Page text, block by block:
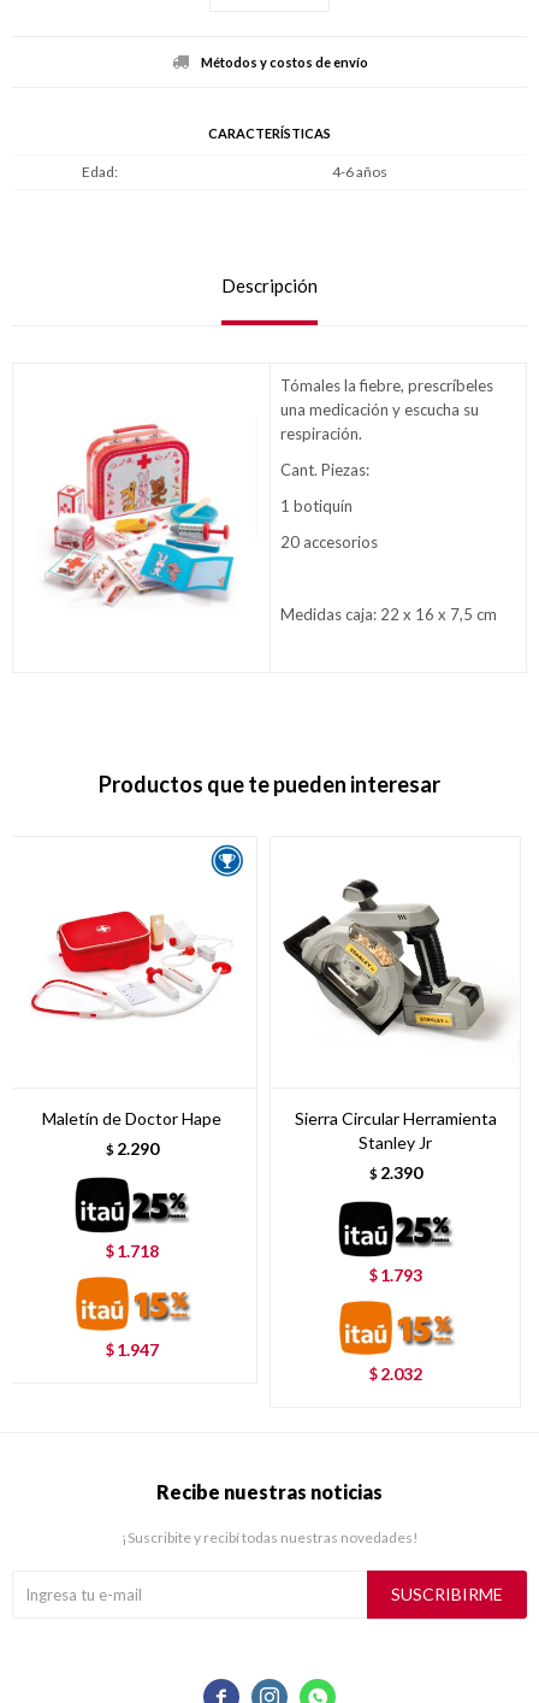
Métodos y costos de envío
CARACTERÍSTICAS
Edad 4-6 años
Descripción
Tómales la fiebre, prescríbeles
una medicación y escucha su
respiración.
Cant. Piezas:
1 botiquín
20 accesorios
Medidas caja: 22 x 16 x 7,5 cm
Productos que te pueden interesar
Maletín de Doctor Hape
$ 2.290
$ 1.718
$ 1.947
Sierra Circular Herramienta
Stanley Jr
$ 2.390
$ 1.793
$ 2.032
  
Recibe nuestras noticias
¡Suscribite y recibí todas nuestras novedades!
SUSCRIBIRME